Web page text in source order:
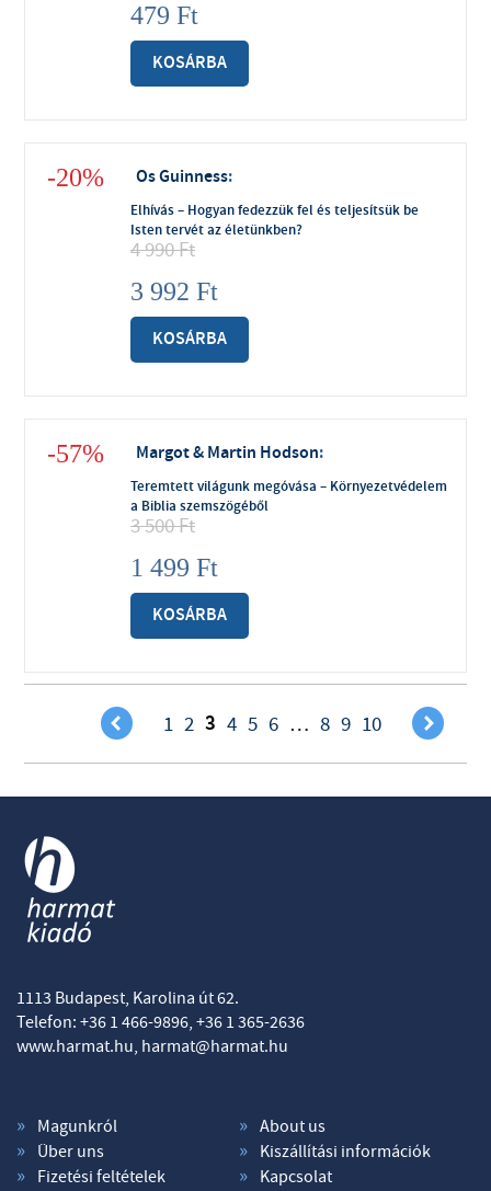
479 Ft
KOSÁRBA
-20% Os Guinness:
Elhívás – Hogyan fedezzük fel és teljesítsük be
Isten tervét az életünkben?
4 990Ft
3 992 Ft
KOSÁRBA
-57% Margot & Martin Hodson:
Teremtett világunk megóvása – Környezetvédelem
a Biblia szemszögéből
3 500Ft
1 499 Ft
KOSÁRBA
( 1 2 3 4 5 6 … 8 9 10 )
1113 Budapest, Karolina út 62.
Telefon: +36 1 466-9896, +36 1 365-2636
www.harmat.hu, harmat@harmat.hu
Magunkról
About us
Über uns
Kiszállítási információk
Fizetési feltételek
Kapcsolat